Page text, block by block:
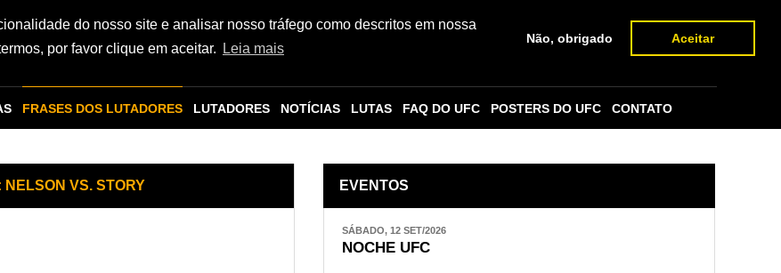
do nosso site e analisar nosso tráfego como descritos em nossa
por favor clique em aceitar.
Leia mais
Não, obrigado Aceitar
FRASES DOS LUTADORES LUTADORES NOTÍCIAS LUTAS FAQ DO UFC POSTERS DO UFC CONTATO
NELSON VS. STORY EVENTOS
SÁBADO, 12 SET/2026
NOCHE UFC